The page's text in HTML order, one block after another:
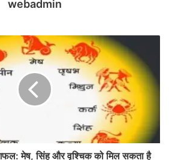
webadmin
मेष, सिंह और वृश्चिक को मिल सकता है